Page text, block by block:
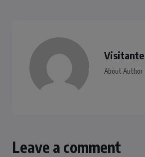
Visitante
About Author
Leave a comment